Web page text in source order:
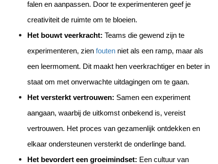
falen en aanpassen. Door te experimenteren geef je
creativiteit de ruimte om te bloeien.
Het bouwt veerkracht: Teams die gewend zijn te
experimenteren, zien fouten niet als een ramp, maar als
een leermoment. Dit maakt hen veerkrachtiger en beter in
staat om met onverwachte uitdagingen om te gaan.
Het versterkt vertrouwen: Samen een experiment
aangaan, waarbij de uitkomst onbekend is, vereist
vertrouwen. Het proces van gezamenlijk ontdekken en
elkaar ondersteunen versterkt de onderlinge band.
Het bevordert een groeimindset: Een cultuur van